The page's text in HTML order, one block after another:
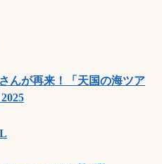
んが再来！「天国の海ツア